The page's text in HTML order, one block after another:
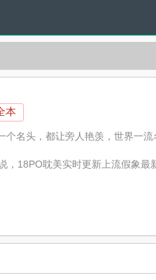
本
个名头，都让旁人艳羡，世界一
，18PO耽美实时更新上流假象